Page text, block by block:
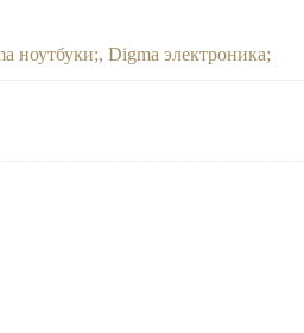
ноутбуки ,Digma электроника